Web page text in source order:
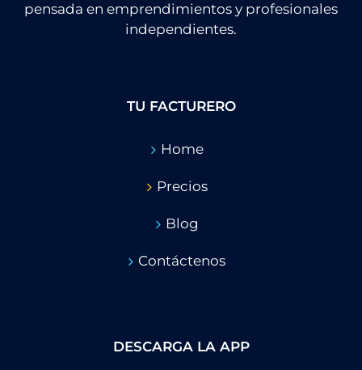
pensada en emprendimientos y profesionales
independientes.
TU FACTURERO
Home
Precios
Blog
Contáctenos
DESCARGA LA APP